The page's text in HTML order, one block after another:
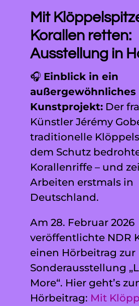
Mit
Korallen retten:
Ausstellung in
🎧 Einblick in ein
außergewöhnliches
Kunstprojekt: Der
Künstler Jérémy
traditionelle
dem Schutz
Korallenriffe – und
Arbeiten erstmals in
Deutschland.
Am 28. Februar 2026
veröffentlichte NDR
einen Hörbeitrag
Sonderausstellung
More“. Hier geht’s
Hörbeitrag: Mit